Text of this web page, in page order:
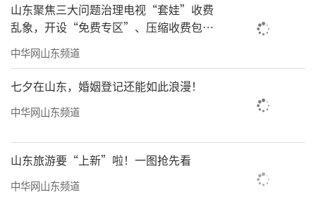
山东聚焦三大问题治理电视“套娃”收费
乱象，开设“免费专区”、压缩收费包比
例70%以上
中华网山东频道
七夕在山东，婚姻登记还能如此浪漫！
中华网山东频道
山东旅游要“上新”啦！一图抢先看
中华网山东频道